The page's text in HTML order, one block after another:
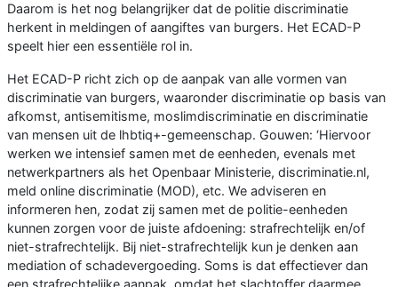
Daarom is het nog belangrijker dat de politie discriminatie
herkent in meldingen of aangiftes van burgers. Het ECAD-P
speelt hier een essentiële rol in.
Het ECAD-P richt zich op de aanpak van alle vormen van
discriminatie van burgers, waaronder discriminatie op basis van
afkomst, antisemitisme, moslimdiscriminatie en discriminatie
van mensen uit de lhbtiq+-gemeenschap. Gouwen: ‘Hiervoor
werken we intensief samen met de eenheden, evenals met
netwerkpartners als het Openbaar Ministerie, discriminatie.nl,
meld online discriminatie (MOD), etc. We adviseren en
informeren hen, zodat zij samen met de politie-eenheden
kunnen zorgen voor de juiste afdoening: strafrechtelijk en/of
niet-strafrechtelijk. Bij niet-strafrechtelijk kun je denken aan
mediation of schadevergoeding. Soms is dat effectiever dan
een strafrechtelijke aanpak, omdat het slachtoffer daarmee